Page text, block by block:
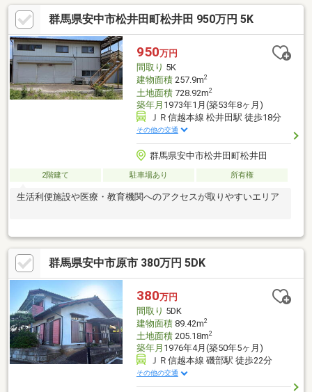
験知識が豊富なスタッフが在籍！迅速な対応を心掛けておりま
す。・お問合せを受けてから即日ご対応をさせていただきま
す。・その他物件情報も多数ございます！お気軽にお問い合わせ
ください。
群馬県安中市松井田町松井田 950万円 5K
950万円
間取り 5K
建物面積257.9m2
土地面積728.92m2
築年月 1973年1月(築53年8ヶ月)
ＪＲ信越本線 松井田駅 徒歩18分
その他の交通
群馬県安中市松井田町松井田
2階建て 駐車場あり 所有権
生活利便施設や医療・教育機関へのアクセスが取りやすいエリア
群馬県安中市原市 380万円 5DK
380万円
間取り 5DK
建物面積89.42m2
土地面積205.18m2
築年月 1976年4月(築50年5ヶ月)
ＪＲ信越本線 磯部駅 徒歩22分
その他の交通